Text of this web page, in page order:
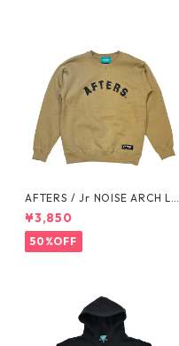
AFTERS / Jr NOISE ARCH LO
GO SWEAT
¥3,850
50%OFF